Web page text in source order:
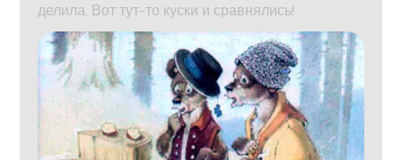
делила. Вот тут-то куски и сравнялись!